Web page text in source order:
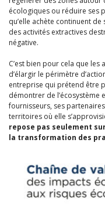
écologiques ou réduire ses
qu’elle achète continuent
des activités extractives
négative.
C’est bien pour cela que
d’élargir le périmètre
entreprise qui prétend être
démontrer de l’écosystème
fournisseurs, ses
territoires où elle
repose pas seulement
la transformation des